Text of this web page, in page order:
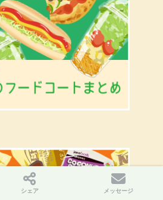
シェア メッセージ